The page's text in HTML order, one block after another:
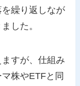
繰り返しなが
した。
すが、仕組み
株やETFと同